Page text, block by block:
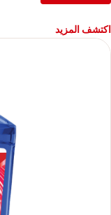
اكتشف المزيد